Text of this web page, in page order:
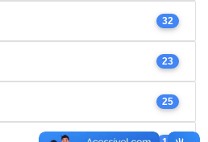
32
23
25